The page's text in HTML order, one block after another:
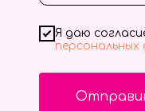
Я даю
персональных